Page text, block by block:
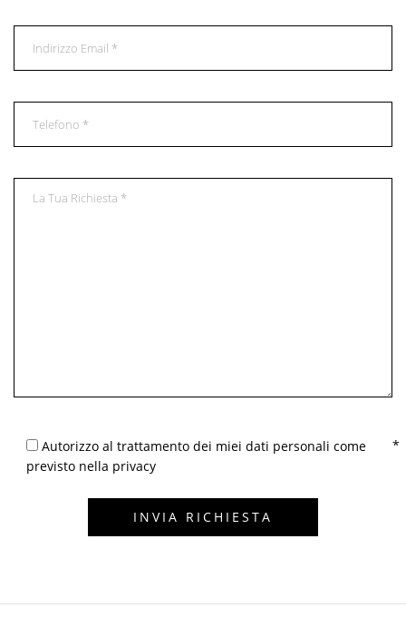
Autorizzo al trattamento dei miei dati personali come
previsto nella privacy